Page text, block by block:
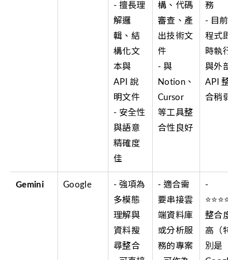
- 擅長理
解邏
輯、結
構化文
本與
API 說
明文件
- 安全性
與語意
精確度
佳
構、代碼
審查、產
出技術文
件
- 與
Notion、
Cursor
等工具整
合性良好
務
- 目
程式
時執
與外
API
合稍
Gemini Google
- 強項為
多模態
理解與
資料搜
尋整合
- 適合需
要串接雲
端資料庫
或分析服
務的專案
-
整合
高（
別是